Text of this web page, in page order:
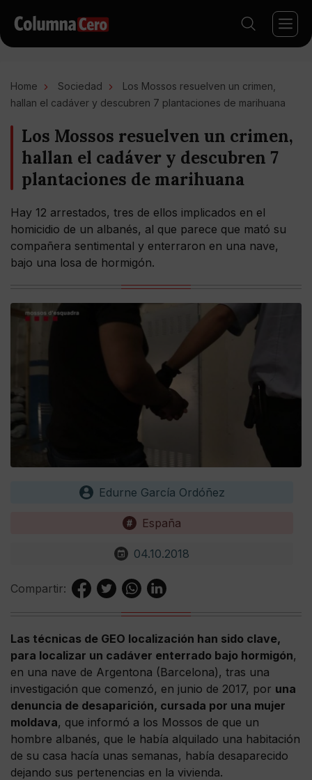
Home Sociedad
Los Mossos resuelven un crimen,
hallan el cadáver y descubren 7 plantaciones de marihuana
Los Mossos resuelven un crimen,
hallan el cadáver y descubren 7
plantaciones de marihuana
Hay 12 arrestados, tres de ellos implicados en el
homicidio de un albanés, al que parece que mató su
compañera sentimental y enterraron en una nave,
bajo una losa de hormigón.
Edurne García Ordóñez
España
04.10.2018
Compartir:
Las técnicas de GEO localización han sido clave,
para localizar un cadáver enterrado bajo hormigón,
en una nave de Argentona (Barcelona), tras una
investigación que comenzó, en junio de 2017, por una
denuncia de desaparición, cursada por una mujer
moldava, que informó a los Mossos de que un
hombre albanés, que le había alquilado una habitación
de su casa hacía unas semanas, había desaparecido
dejando sus pertenencias en la vivienda.